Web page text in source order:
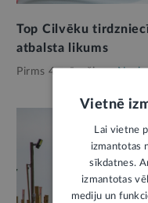
Top Cilvēku
atbalsta likums
Pirms 4 mēnešiem,
Vietnē
Lai vietne
izmantotas
sīkdatnes.
izmantotas
mediju un